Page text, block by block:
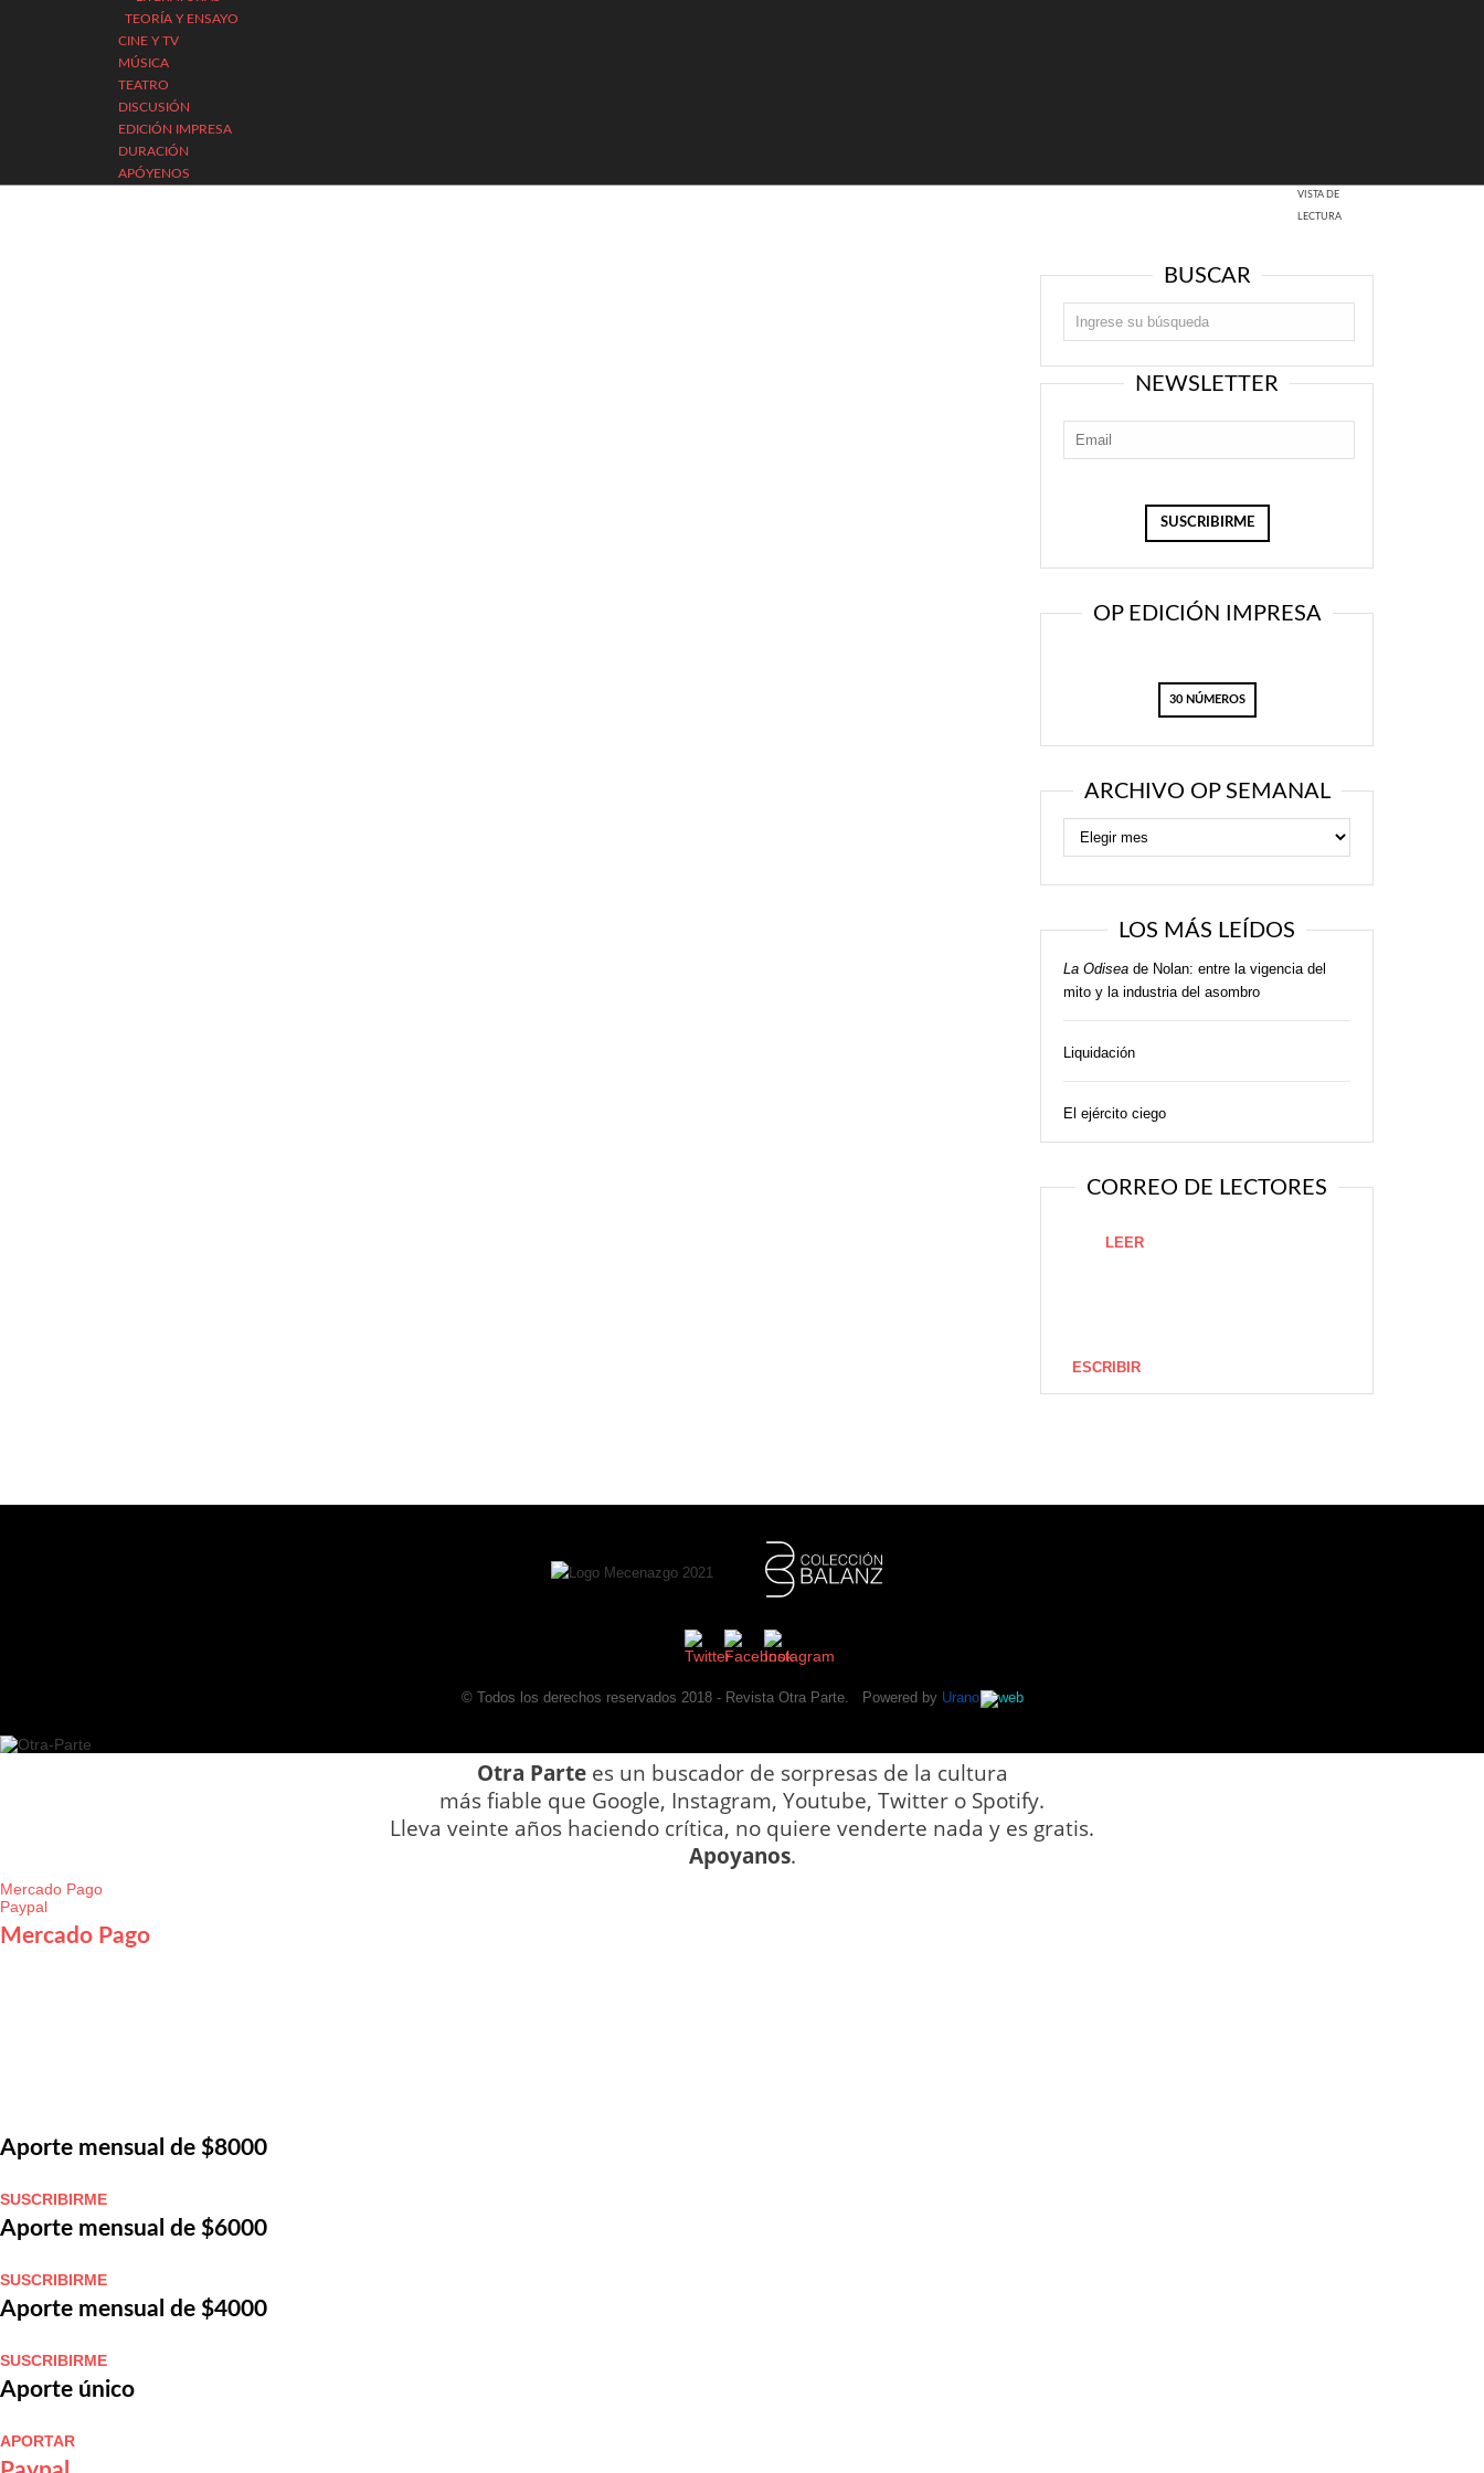
TEORÍA Y ENSAYO
CINE Y TV
MÚSICA
TEATRO
DISCUSIÓN
EDICIÓN IMPRESA
DURACIÓN
APÓYENOS
VISTA DE
LECTURA
BUSCAR
NEWSLETTER
OP EDICIÓN IMPRESA
30 NÚMEROS
ARCHIVO OP SEMANAL
LOS MÁS LEÍDOS
La Odisea de Nolan: entre la vigencia del
mito y la industria del asombro
Liquidación
El ejército ciego
CORREO DE LECTORES
LEER
ESCRIBIR
© Todos los derechos reservados 2018 - Revista Otra Parte. Powered by Urano web
Otra Partees un buscador de sorpresas de la cultura
más fiable que Google, Instagram, Youtube, Twitter o Spotify.
Lleva veinte años haciendo crítica, no quiere venderte nada y es gratis.
Apoyanos.
Mercado Pago
Paypal
Mercado Pago
Aporte mensual de $8000
SUSCRIBIRME
Aporte mensual de $6000
SUSCRIBIRME
Aporte mensual de $4000
SUSCRIBIRME
Aporte único
APORTAR